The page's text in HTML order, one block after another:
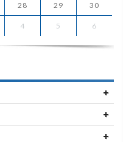
28 29 30
4 5 6